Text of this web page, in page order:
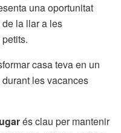
una oportunitat
la llar a les
casa teva en un
les vacances
és clau per mantenir